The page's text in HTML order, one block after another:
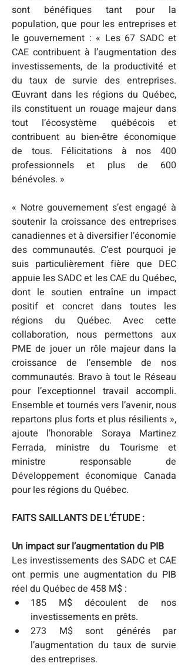
sont bénéfiques tant pour la
population, que pour les entreprises et
le gouvernement : « Les 67 SADC et
CAE contribuent à l’augmentation des
investissements, de la productivité et
du taux de survie des entreprises.
Œuvrant dans les régions du Québec,
ils constituent un rouage majeur dans
tout l’écosystème québécois et
contribuent au bien-être économique
de tous. Félicitations à nos 400
professionnels et plus de 600
bénévoles. »
« Notre gouvernement s’est engagé à
soutenir la croissance des entreprises
canadiennes et à diversifier l’économie
des communautés. C’est pourquoi je
suis particulièrement fière que DEC
appuie les SADC et les CAE du Québec,
dont le soutien entraîne un impact
positif et concret dans toutes les
régions du Québec. Avec cette
collaboration, nous permettons aux
PME de jouer un rôle majeur dans la
croissance de l’ensemble de nos
communautés. Bravo à tout le Réseau
pour l’exceptionnel travail accompli.
Ensemble et tournés vers l’avenir, nous
repartons plus forts et plus résilients »,
ajoute l’honorable Soraya Martinez
Ferrada, ministre du Tourisme et
ministre responsable de
Développement économique Canada
pour les régions du Québec.
FAITS SAILLANTS DE L’ÉTUDE :
Un impact sur l’augmentation du PIB
Les investissements des SADC et CAE
ont permis une augmentation du PIB
réel du Québec de 458 M$ :
185 M$ découlent de nos
investissements en prêts.
273 M$ sont générés par
l’augmentation du taux de survie
des entreprises.